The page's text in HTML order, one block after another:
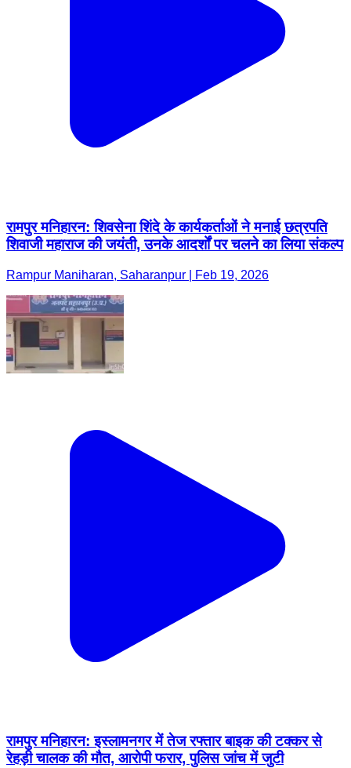
रामपुर मनिहारन: शिवसेना शिंदे के कार्यकर्ताओं ने मनाई छत्रपति
शिवाजी महाराज की जयंती, उनके आदर्शों पर चलने का लिया संकल्प
Rampur Maniharan, Saharanpur | Feb 19, 2026
रामपुर मनिहारन: इस्लामनगर में तेज रफ्तार बाइक की टक्कर से
रेहड़ी चालक की मौत, आरोपी फरार, पुलिस जांच में जुटी